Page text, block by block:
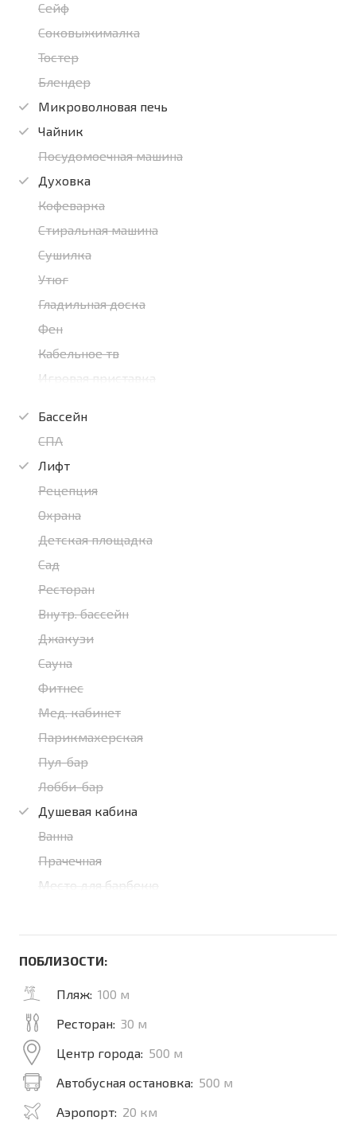
Сейф
Соковыжималка
Тостер
Блендер
Микроволновая печь
Чайник
Посудомоечная машина
Духовка
Кофеварка
Стиральная машина
Сушилка
Утюг
Гладильная доска
Фен
Кабельное тв
Игровая приставка
Бассейн
СПА
Лифт
Рецепция
Охрана
Детская площадка
Сад
Ресторан
Внутр. бассейн
Джакузи
Сауна
Фитнес
Мед. кабинет
Парикмахерская
Пул-бар
Лобби-бар
Душевая кабина
Ванна
Прачечная
Место для барбекю
ПОБЛИЗОСТИ:
Пляж: 100 м
Ресторан: 30 м
Центр города: 500 м
Автобусная остановка: 500 м
Аэропорт: 20 км